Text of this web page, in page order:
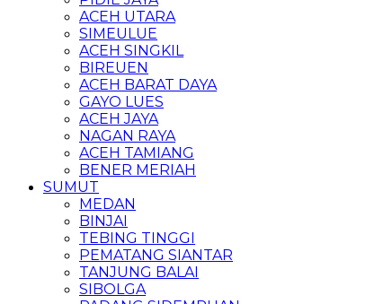
ACEH UTARA
SIMEULUE
ACEH SINGKIL
BIREUEN
ACEH BARAT DAYA
GAYO LUES
ACEH JAYA
NAGAN RAYA
ACEH TAMIANG
BENER MERIAH
SUMUT
MEDAN
BINJAI
TEBING TINGGI
PEMATANG SIANTAR
TANJUNG BALAI
SIBOLGA